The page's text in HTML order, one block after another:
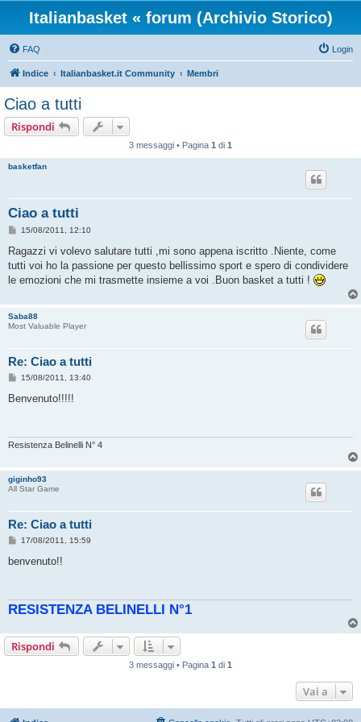
Italianbasket « forum (Archivio Storico)
FAQ Login
Indice Italianbasket.it Community Membri
Ciao a tutti
Rispondi
3 messaggi • Pagina 1 di 1
basketfan
Ciao a tutti
M
s
a
g
o
15/08/2011, 12:10
Ragazzi vi volevo salutare tutti ,mi sono appena iscritto .Niente, come
tutti voi ho la passione per questo bellissimo sport e spero di condividere
le emozioni che mi trasmette insieme a voi .Buon basket a tutti !
Saba88
Most Valuable Player
Re: Ciao a tutti
M
s
i
15/08/2011, 13:40
Benvenuto!!!!!
Resistenza Belinelli N° 4
giginho93
All Star Game
Re: Ciao a tutti
M
s
i
o
17/08/2011, 15:59
benvenuto!!
RESISTENZA BELINELLI N°1
Rispondi
3 messaggi • Pagina 1 di 1
Vai a